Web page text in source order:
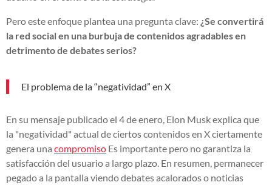
Pero este enfoque plantea una pregunta clave: ¿Se convertirá
la red social en una burbuja de contenidos agradables en
detrimento de debates serios?
El problema de la “negatividad” en X
En su mensaje publicado el 4 de enero, Elon Musk explica que
la "negatividad" actual de ciertos contenidos en X ciertamente
genera una compromiso Es importante pero no garantiza la
satisfacción del usuario a largo plazo. En resumen, permanecer
pegado a la pantalla viendo debates acalorados o noticias